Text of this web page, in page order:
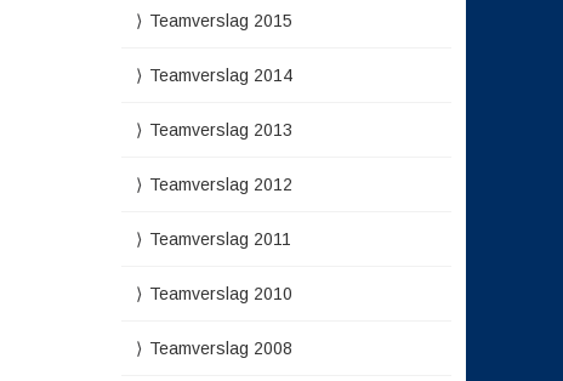
Teamverslag 2015
Teamverslag 2014
Teamverslag 2013
Teamverslag 2012
Teamverslag 2011
Teamverslag 2010
Teamverslag 2008